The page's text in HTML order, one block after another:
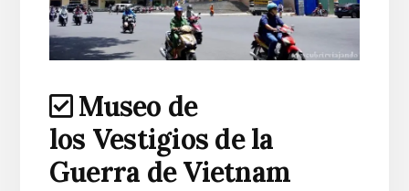
Museo de
los Vestigios de la
Guerra de Vietnam